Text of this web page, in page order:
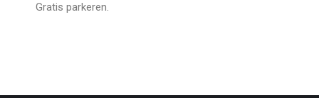
Gratis parkeren.